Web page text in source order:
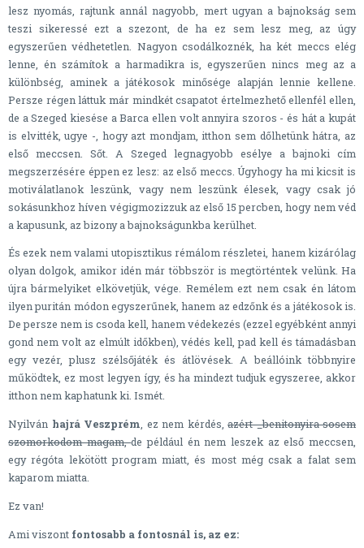
lesz nyomás, rajtunk annál nagyobb, mert ugyan a bajnokság sem
teszi sikeressé ezt a szezont, de ha ez sem lesz meg, az úgy
egyszerűen védhetetlen. Nagyon csodálkoznék, ha két meccs elég
lenne, én számítok a harmadikra is, egyszerűen nincs meg az a
különbség, aminek a játékosok minősége alapján lennie kellene.
Persze régen láttuk már mindkét csapatot értelmezhető ellenfél ellen,
de a Szeged kiesése a Barca ellen volt annyira szoros - és hát a kupát
is elvitték, ugye -, hogy azt mondjam, itthon sem dőlhetünk hátra, az
első meccsen. Sőt. A Szeged legnagyobb esélye a bajnoki cím
megszerzésére éppen ez lesz: az első meccs. Úgyhogy ha mi kicsit is
motiválatlanok leszünk, vagy nem leszünk élesek, vagy csak jó
sokásunkhoz híven végigmozizzuk az első 15 percben, hogy nem véd
a kapusunk, az bizony a bajnokságunkba kerülhet.
És ezek nem valami utopisztikus rémálom részletei, hanem kizárólag
olyan dolgok, amikor idén már többször is megtörténtek velünk. Ha
újra bármelyiket elkövetjük, vége. Remélem ezt nem csak én látom
ilyen puritán módon egyszerűnek, hanem az edzőnk és a játékosok is.
De persze nem is csoda kell, hanem védekezés (ezzel egyébként annyi
gond nem volt az elmúlt időkben), védés kell, pad kell és támadásban
egy vezér, plusz szélsőjáték és átlövések. A beállóink többnyire
működtek, ez most legyen így, és ha mindezt tudjuk egyszeree, akkor
itthon nem kaphatunk ki. Ismét.
Nyilván hajrá Veszprém , ez nem kérdés, azért _benitonyira sosem
szomorkodom magam,de például én nem leszek az első meccsen,
egy régóta lekötött program miatt, és most még csak a falat sem
kaparom miatta.
Ez van!
Ami viszont fontosabb a fontosnál is, az ez: